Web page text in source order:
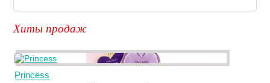
Хиты продаж
Princess